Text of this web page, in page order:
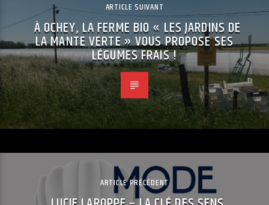
ARTICLE SUIVANT
À OCHEY, LA FERME BIO « LES JARDINS DE
LA MANTE VERTE » VOUS PROPOSE SES
LÉGUMES FRAIS !
ARTICLE PRÉCÉDENT